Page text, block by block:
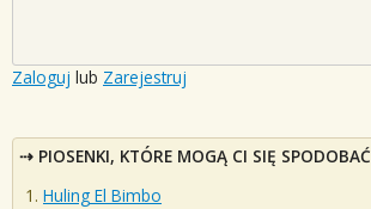
Zaloguj lub Zarejestruj
PIOSENKI, KTÓRE MOGĄ CI SIĘ SPODOBAĆ
Huling El Bimbo